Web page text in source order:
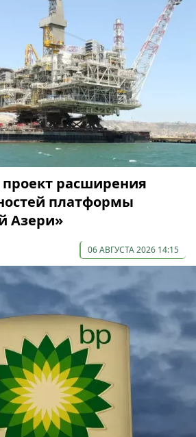
расширения
платформы
Азери»
06 АВГУСТА 2026 14:15